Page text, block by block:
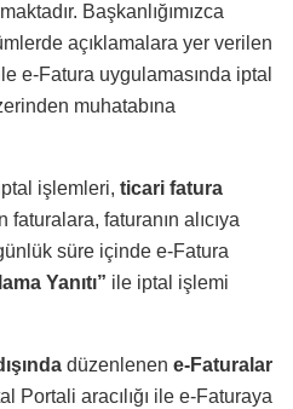
Başkanlığımızca
açıklamalara yer verilen
e-Fatura uygulamasında iptal
muhatabına
işlemleri, ticari fatura
faturalara, faturanın alıcıya
süre içinde e-Fatura
Yanıtı” ile iptal işlemi
düzenlenen e-Faturalar
Portali aracılığı ile e-Faturaya